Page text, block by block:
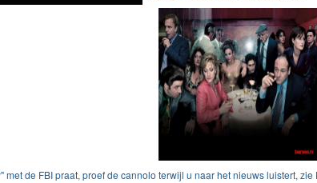
met de FBI praat, proef de cannolo terwijl u naar het nieuws luistert,